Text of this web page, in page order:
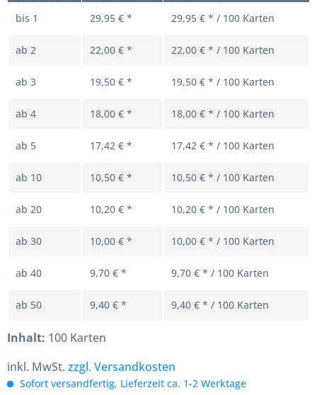
bis 1 29,95 € * 29,95 € * / 100 Karten
ab 2 22,00 € * 22,00 € * / 100 Karten
ab 3 19,50 € * 19,50 € * / 100 Karten
ab 4 18,00 € * 18,00 € * / 100 Karten
ab 5 17,42 € * 17,42 € * / 100 Karten
ab 10 10,50 € * 10,50 € * / 100 Karten
ab 20 10,20 € * 10,20 € * / 100 Karten
ab 30 10,00 € * 10,00 € * / 100 Karten
ab 40 9,70 € * 9,70 € * / 100 Karten
ab 50 9,40 € * 9,40 € * / 100 Karten
Inhalt: 100 Karten
inkl. MwSt. zzgl. Versandkosten
Sofort versandfertig, Lieferzeit ca. 1-2 Werktage